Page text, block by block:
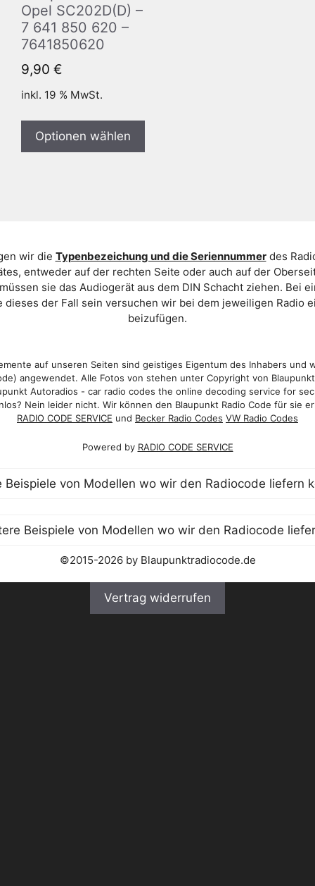
Opel SC202D(D) –
7 641 850 620 –
7641850620
9,90 €
inkl. 19 % MwSt.
Optionen wählen
wir die Typenbezeichung und die Seriennummerdes
entweder auf der rechten Seite oder auch auf der
sie das Audiogerät aus dem DIN Schacht ziehen. Bei
der Fall sein versuchen wir bei dem jeweiligen Radio
beizufügen.
auf unseren Seiten sind geistiges Eigentum des Inhabers und
angewendet. Alle Fotos von stehen unter Copyright von
Autoradios - car radio codes the online decoding service for
Nein leider nicht. Wir können den Blaupunkt Radio Code für sie
RADIO CODE SERVICE und Becker Radio Codes VW Radio Codes
Powered by RADIO CODE SERVICE
©2015-2026 by Blaupunktradiocode.de
Vertrag widerrufen